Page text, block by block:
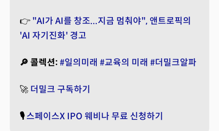
👉 "AI가 AI를 창조...지금 멈춰야", 앤트로픽의
'AI 자기진화' 경고
🔎 콜렉션: #일의미래 #교육의 미래 #더밀크알파
🚀 더밀크 구독하기
🎙️스페이스X IPO 웨비나 무료 신청하기